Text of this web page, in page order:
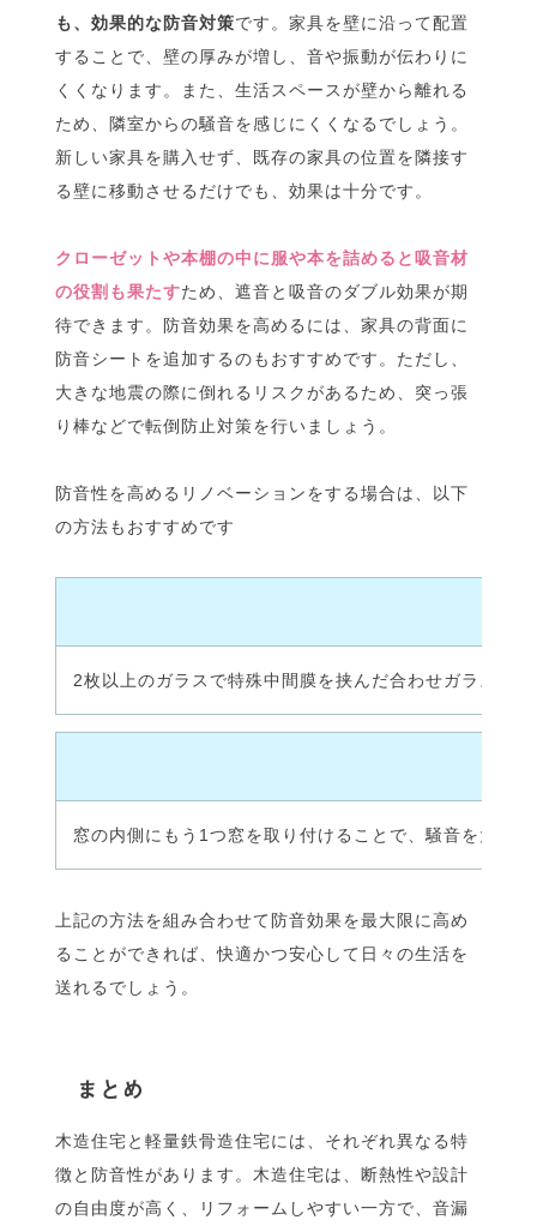
も、効果的な防音対策です。家具を壁に沿って配置
することで、壁の厚みが増し、音や振動が伝わりに
くくなります。また、生活スペースが壁から離れる
ため、隣室からの騒音を感じにくくなるでしょう。
新しい家具を購入せず、既存の家具の位置を隣接す
る壁に移動させるだけでも、効果は十分です。
クローゼットや本棚の中に服や本を詰めると吸音材
の役割も果たすため、遮音と吸音のダブル効果が期
待できます。防音効果を高めるには、家具の背面に
防音シートを追加するのもおすすめです。ただし、
大きな地震の際に倒れるリスクがあるため、突っ張
り棒などで転倒防止対策を行いましょう。
防音性を高めるリノベーションをする場合は、以下
の方法もおすすめです
2枚以上のガラスで特殊中間膜を挟んだ合わせガラスは
窓の内側にもう1つ窓を取り付けることで、騒音を大幅
上記の方法を組み合わせて防音効果を最大限に高め
ることができれば、快適かつ安心して日々の生活を
送れるでしょう。
まとめ
木造住宅と軽量鉄骨造住宅には、それぞれ異なる特
徴と防音性があります。木造住宅は、断熱性や設計
の自由度が高く、リフォームしやすい一方で、音漏